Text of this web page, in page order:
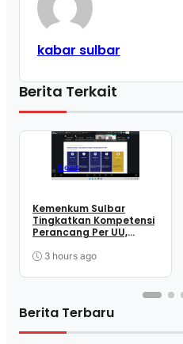
kabar sulbar
Berita Terkait
News
Kemenkum Sulbar
Tingkatkan Kompetensi
Perancang Per UU,
Berkualitas
3 hours ago
Berita Terbaru